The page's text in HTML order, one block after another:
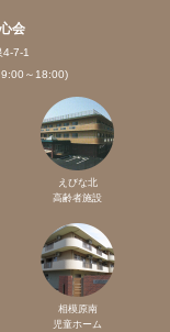
会
7-1
～18:00)
えびな北
高齢者施設
相模原南
児童ホーム